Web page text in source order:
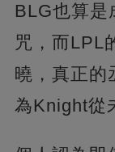
BLG也算是
咒，而LPL
曉，真正的
為Knight從